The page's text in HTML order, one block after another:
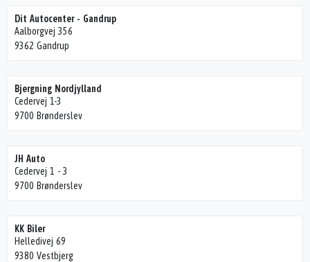
Dit Autocenter - Gandrup
Aalborgvej 356
9362 Gandrup
Bjergning Nordjylland
Cedervej 1-3
9700 Brønderslev
JH Auto
Cedervej 1 - 3
9700 Brønderslev
KK Biler
Helledivej 69
9380 Vestbjerg